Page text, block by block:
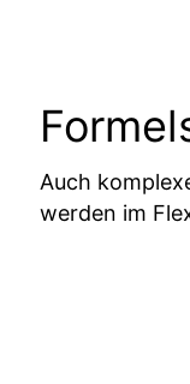
Auch
werden im